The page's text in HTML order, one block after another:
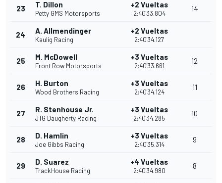
23 T. Dillon
Petty GMS Motorsports
+2 Vueltas
2:40'33.804
14
24 A. Allmendinger
Kaulig Racing
+2 Vueltas
2:40'34.127
25 M. McDowell
Front Row Motorsports
+3 Vueltas
2:40'33.661
12
26 H. Burton
Wood Brothers Racing
+3 Vueltas
2:40'34.124
11
27 R. Stenhouse Jr.
JTG Daugherty Racing
+3 Vueltas
2:40'34.285
10
28 D. Hamlin
Joe Gibbs Racing
+3 Vueltas
2:40'35.314
9
29 D. Suarez
TrackHouse Racing
+4 Vueltas
2:40'34.980
8